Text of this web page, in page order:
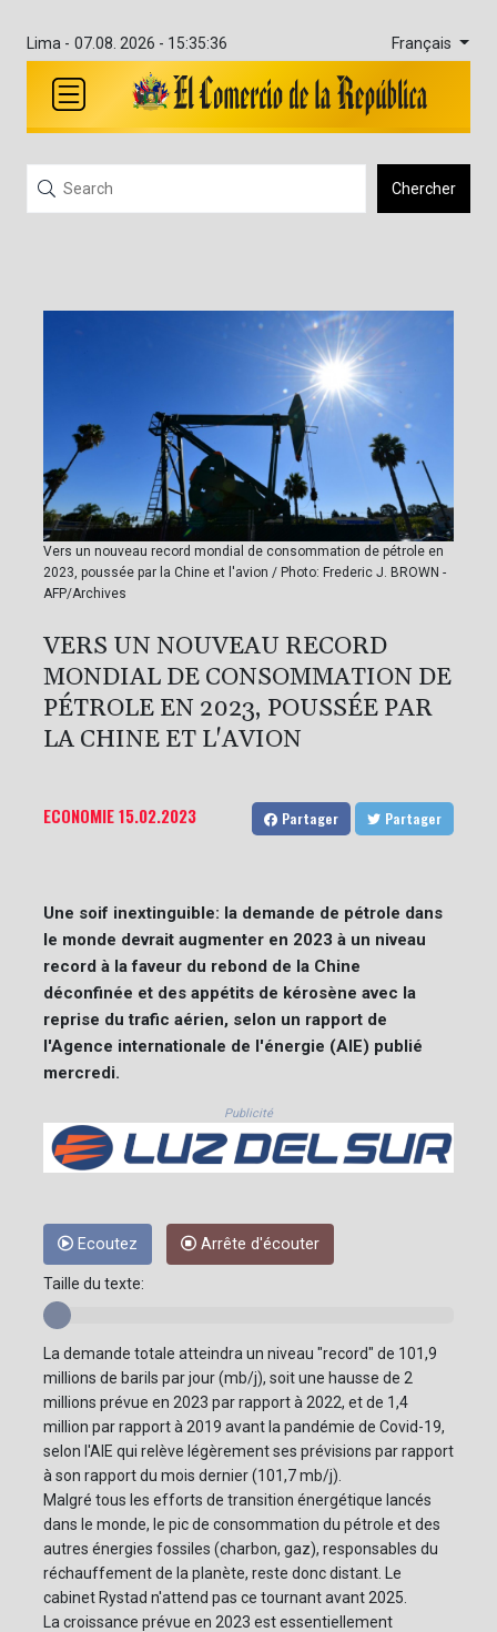
Lima - 07.08. 2026 - 15:35:36 Français
Chercher
Vers un nouveau record mondial de consommation de pétrole en
2023, poussée par la Chine et l'avion / Photo: Frederic J. BROWN -
AFP/Archives
VERS UN NOUVEAU RECORD
MONDIAL DE CONSOMMATION DE
PÉTROLE EN 2023, POUSSÉE PAR
LA CHINE ET L'AVION
ECONOMIE15.02.2023 Partager Partager
Une soif inextinguible: la demande de pétrole dans
le monde devrait augmenter en 2023 à un niveau
record à la faveur du rebond de la Chine
déconfinée et des appétits de kérosène avec la
reprise du trafic aérien, selon un rapport de
l'Agence internationale de l'énergie (AIE) publié
mercredi.
Publicité
Ecoutez Arrête d'écouter
Taille du texte:
La demande totale atteindra un niveau "record" de 101,9
millions de barils par jour (mb/j), soit une hausse de 2
millions prévue en 2023 par rapport à 2022, et de 1,4
million par rapport à 2019 avant la pandémie de Covid-19,
selon l'AIE qui relève légèrement ses prévisions par rapport
à son rapport du mois dernier (101,7 mb/j).
Malgré tous les efforts de transition énergétique lancés
dans le monde, le pic de consommation du pétrole et des
autres énergies fossiles (charbon, gaz), responsables du
réchauffement de la planète, reste donc distant. Le
cabinet Rystad n'attend pas ce tournant avant 2025.
La croissance prévue en 2023 est essentiellement